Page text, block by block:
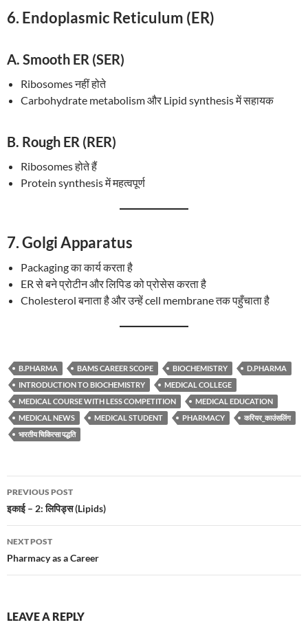
6. Endoplasmic Reticulum (ER)
A. Smooth ER (SER)
Ribosomes नहीं होते
Carbohydrate metabolism और Lipid synthesis में सहायक
B. Rough ER (RER)
Ribosomes होते हैं
Protein synthesis में महत्वपूर्ण
7.Golgi Apparatus
Packaging का कार्य करता है
ER से बने प्रोटीन और लिपिड को प्रोसेस करता है
Cholesterol बनाता है और उन्हें cell membrane तक पहुँचाता है
B.PHARMA BAMS CAREER SCOPE BIOCHEMISTRY
D.PHARMA
INTRODUCTION TO BIOCHEMISTRY
MEDICAL COLLEGE
MEDICAL COURSE WITH LESS COMPETITION
MEDICAL EDUCATION
MEDICAL NEWS
MEDICAL STUDENT PHARMACY
करियर_काउंसलिंग
भारतीय चिकित्सा पद्धति
Post
navigation
PREVIOUS POST
इकाई – 2: लिपिड्स (Lipids)
NEXT POST
Pharmacy as a Career
LEAVE A REPLY